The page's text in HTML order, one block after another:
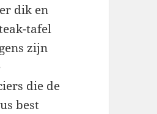
dik en
tafel
zijn
die de
best